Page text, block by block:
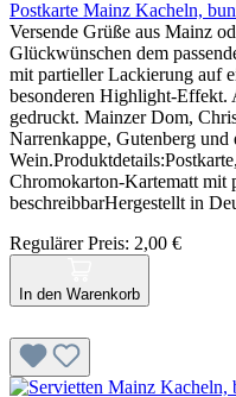
Postkarte Mainz Kacheln,
Versende Grüße aus Mainz
Glückwünschen dem
mit partieller Lackierung auf
besonderen Highlight-
gedruckt. Mainzer Dom,
Narrenkappe, Gutenberg und
Chromokarton-Kartematt mit
beschreibbarHergestellt in
Regulärer Preis: 2,00 €
In den Warenkorb